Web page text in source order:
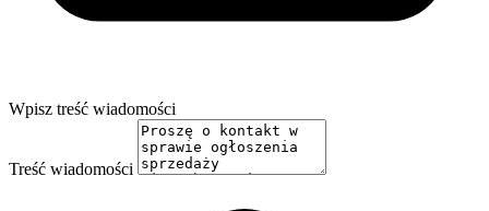
Wpisz treść wiadomości
Treść wiadomości